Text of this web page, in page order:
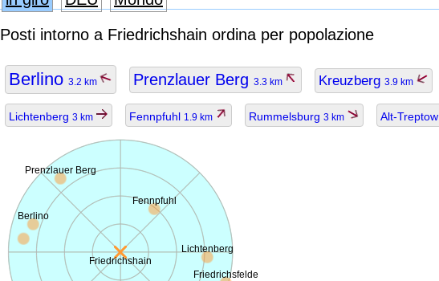
Posti intorno a Friedrichshain ordina per popolazione
Berlino 3.2 km Prenzlauer Berg 3.3 km Kreuzberg 3.9 km
Lichtenberg 3 km Fennpfuhl 1.9 km Rummelsburg 3 km Alt-Treptow
Friedrichshain
Berlino
Prenzlauer Berg
Friedrichsfelde
Lichtenberg
Fennpfuhl